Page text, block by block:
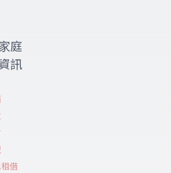
庭
訊
借